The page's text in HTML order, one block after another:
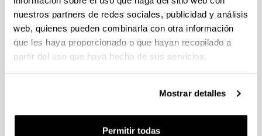
nuestros partners de redes sociales, publicidad y análisis
web, quienes pueden combinarla con otra información
que les haya proporcionado o que hayan recopilado a
partir del uso que haya hecho de sus servicios.
Mostrar detalles
Permitir todas